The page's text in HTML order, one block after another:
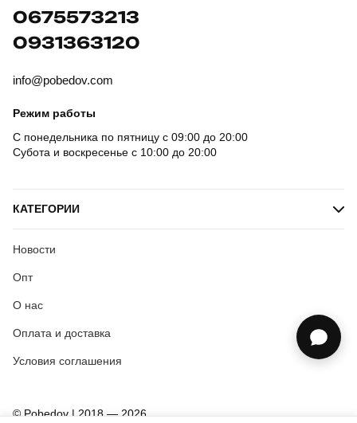
0675573213
0931363120
info@pobedov.com
Режим работы
С понедельника по пятницу с 09:00 до 20:00
Субота и воскресенье с 10:00 до 20:00
КАТЕГОРИИ
Новости
Опт
О нас
Оплата и доставка
Условия соглашения
© Pobedov | 2018 — 2026